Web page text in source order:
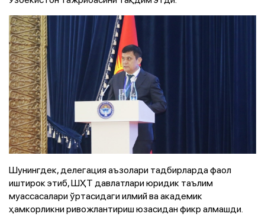
Шунингдек, делегация аъзолари тадбирларда фаол
иштирок этиб, ШҲТ давлатлари юридик таълим
муассасалари ўртасидаги илмий ва академик
ҳамкорликни ривожлантириш юзасидан фикр алмашди.